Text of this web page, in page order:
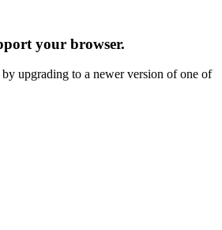
your browser.
upgrading to a newer version of one of